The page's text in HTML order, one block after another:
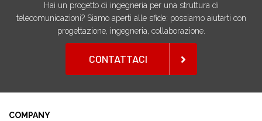
Hai un progetto di ingegneria per una struttura di
telecomunicazioni? Siamo aperti alle sfide: possiamo aiutarti con
progettazione, ingegneria, collaborazione.
CONTATTACI
COMPANY